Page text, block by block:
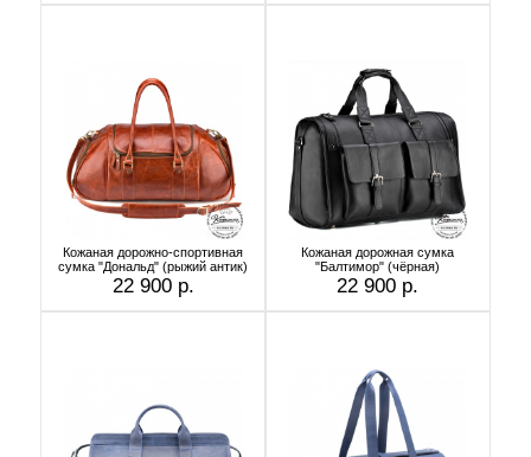
Кожаная дорожно-спортивная
сумка "Дональд" (рыжий антик)
22 900 р.
Кожаная дорожная сумка
"Балтимор" (чёрная)
22 900 р.